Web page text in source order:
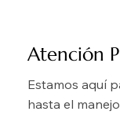
Atención
Estamos aquí
hasta el